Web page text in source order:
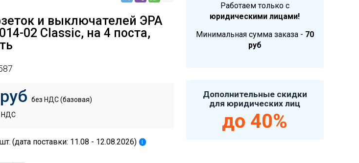
и выключателей ЭРА
02 Classic, на 4 поста,
без НДС (базовая)
НДС
(дата поставки: 11.08 - 12.08.2026) i
Работаем только с
юридическими лицами!
Минимальная сумма заказа - 70
руб
Дополнительные скидки
для юридических лиц
до 40%